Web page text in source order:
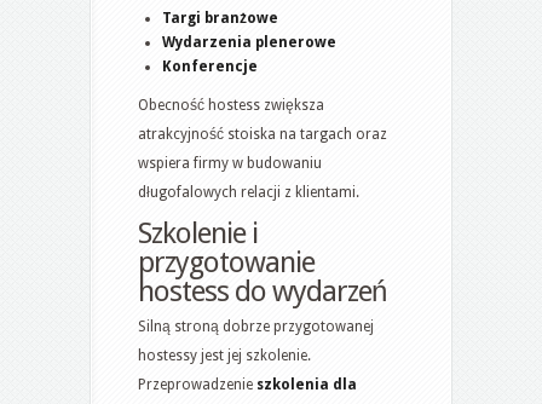
Targi branżowe
Wydarzenia plenerowe
Konferencje
Obecność hostess zwiększa
atrakcyjność stoiska na targach oraz
wspiera firmy w budowaniu
długofalowych relacji z klientami.
Szkolenie i
przygotowanie
hostess do wydarzeń
Silną stroną dobrze przygotowanej
hostessy jest jej szkolenie.
Przeprowadzenie szkolenia dla